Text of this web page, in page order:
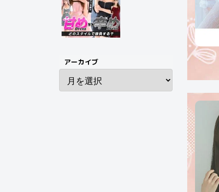
アーカイブ